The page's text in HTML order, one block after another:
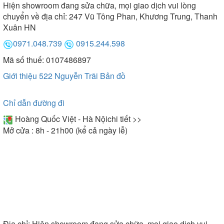
sản phẩm sau mỗi lần sử dụng.
Bếp ga Rinnai sở hữu hệ thống đánh lửa hiện đại IC
Hiện showroom đang sửa chữa, mọi giao dịch vui lòng
chuyển về địa chỉ: 247 Vũ Tông Phan, Khương Trung, Thanh
Xuân HN
0971.048.739
0915.244.598
Mã số thuế: 0107486897
Giới thiệu 522 Nguyễn Trãi Bản đồ
Chỉ dẫn đường đi
Hoàng Quốc Việt - Hà Nộichi tiết >>
Mở cửa : 8h - 21h00 (kể cả ngày lễ)